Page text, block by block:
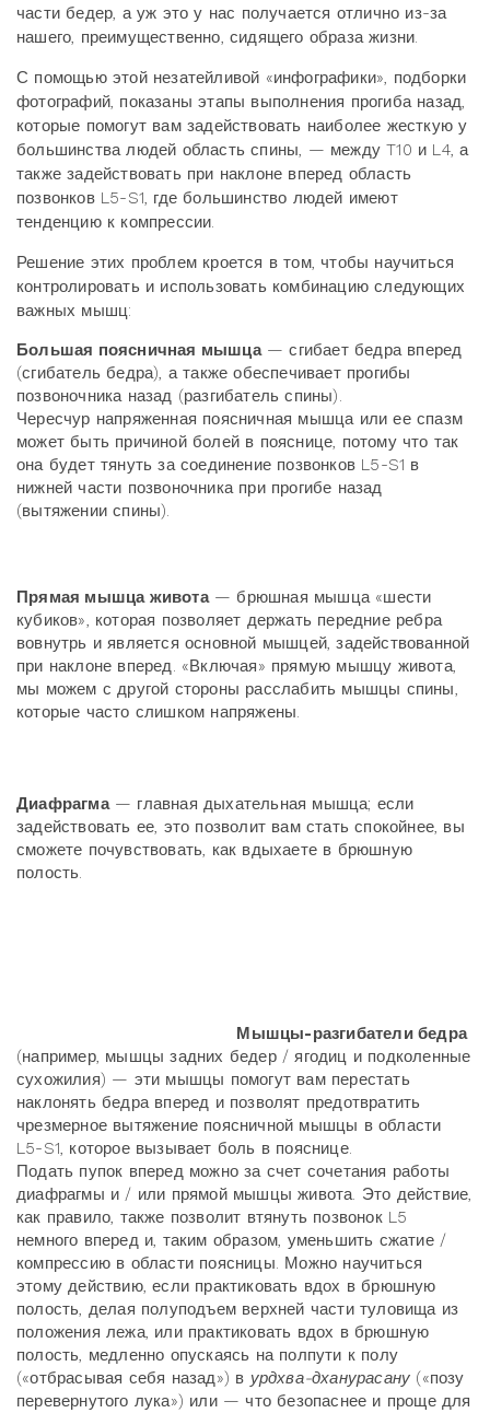
части бедер, а уж это у нас получается отлично из-за
нашего, преимущественно, сидящего образа жизни.
С помощью этой незатейливой «инфографики», подборки
фотографий, показаны этапы выполнения прогиба назад,
которые помогут вам задействовать наиболее жесткую у
большинства людей область спины, — между T10 и L4, а
также задействовать при наклоне вперед область
позвонков L5-S1, где большинство людей имеют
тенденцию к компрессии.
Решение этих проблем кроется в том, чтобы научиться
контролировать и использовать комбинацию следующих
важных мышц:
Большая поясничная мышца— сгибает бедра вперед
(сгибатель бедра), а также обеспечивает прогибы
позвоночника назад (разгибатель спины).
Чересчур напряженная поясничная мышца или ее спазм
может быть причиной болей в пояснице, потому что так
она будет тянуть за соединение позвонков L5-S1 в
нижней части позвоночника при прогибе назад
(вытяжении спины).
Прямая мышца живота— брюшная мышца «шести
кубиков», которая позволяет держать передние ребра
вовнутрь и является основной мышцей, задействованной
при наклоне вперед. «Включая» прямую мышцу живота,
мы можем с другой стороны расслабить мышцы спины,
которые часто слишком напряжены.
Диафрагма— главная дыхательная мышца; если
задействовать ее, это позволит вам стать спокойнее, вы
сможете почувствовать, как вдыхаете в брюшную
полость.
Мышцы-разгибатели бедра
(например, мышцы задних бедер / ягодиц и подколенные
сухожилия) — эти мышцы помогут вам перестать
наклонять бедра вперед и позволят предотвратить
чрезмерное вытяжение поясничной мышцы в области
L5-S1, которое вызывает боль в пояснице.
Подать пупок вперед можно за счет сочетания работы
диафрагмы и / или прямой мышцы живота. Это действие,
как правило, также позволит втянуть позвонок L5
немного вперед и, таким образом, уменьшить сжатие /
компрессию в области поясницы. Можно научиться
этому действию, если практиковать вдох в брюшную
полость, делая полуподъем верхней части туловища из
положения лежа, или практиковать вдох в брюшную
полость, медленно опускаясь на полпути к полу
(«отбрасывая себя назад») в урдхва-дханурасану («позу
перевернутого лука») или — что безопаснее и проще для